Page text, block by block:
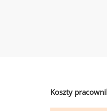
Koszty